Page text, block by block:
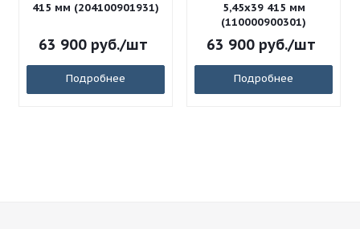
415 мм (204100901931)
63 900руб./шт
Подробнее
5,45x39 415 мм
(110000900301)
63 900руб./шт
Подробнее